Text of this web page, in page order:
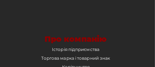
Про компанію
Історія підприємства
Торгова марка і товарний знак